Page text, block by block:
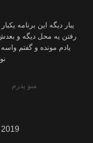
یبار دیگه این برنامه
رفتن یه محل دیگه و
یادم مونده و گفتم
منو پدرم